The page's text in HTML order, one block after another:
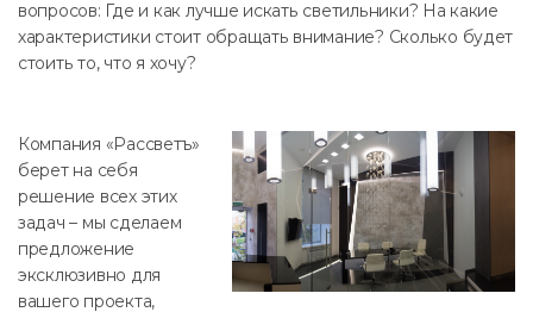
вопросов: Где и как лучше искать светильники? На какие
характеристики стоит обращать внимание? Сколько будет
стоить то, что я хочу?
Компания «Рассветъ»
берет на себя
решение всех этих
задач – мы сделаем
предложение
эксклюзивно для
вашего проекта,